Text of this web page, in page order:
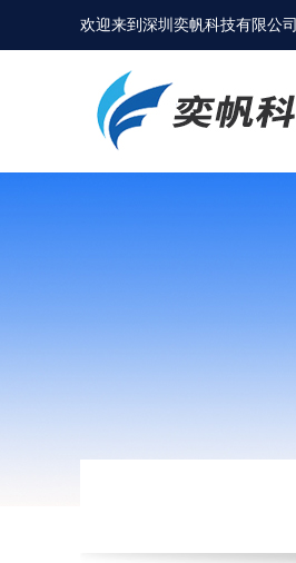
欢迎来到深圳奕帆科技有限公司